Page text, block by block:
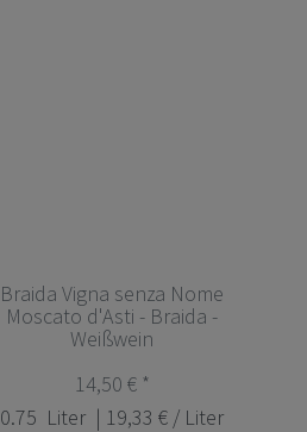
Braida Vigna senza Nome
Moscato d'Asti - Braida -
Weißwein
14,50 € *
0.75 Liter | 19,33 € / Liter